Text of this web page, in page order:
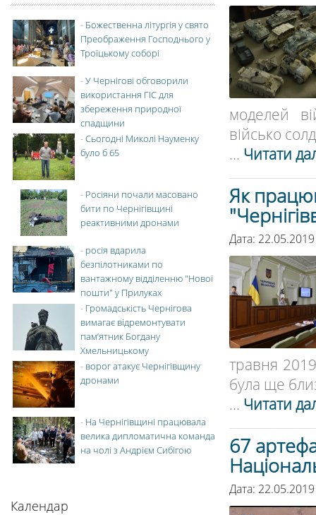
моделей
військо
... Читати
Як
Дата:
травня
була ще
... Читати
67
Дата:
- Божественна літургія у свято
Преображення Господнього у
Троїцькому соборі
-У Чернігові обговорили
використання ГІС для
збереження природної
спадщини
-Сьогодні Миколі Науменку
було б 65
- Росіяни почали масовано
бити по Чернігівщині
реактивними дронами
- росія вдарила
безпілотниками по
вантажному відділенню "Нової
пошти" у Прилуках
- Громадськість Чернігова
вимагає відремонтувати
пам’ятник Богдану
Хмельницькому
- ворог атакує Чернігівщину
дронами
- На Чернігівщині працювала
велика дипломатична команда
на чолі з Андрієм Сибігою
Календар